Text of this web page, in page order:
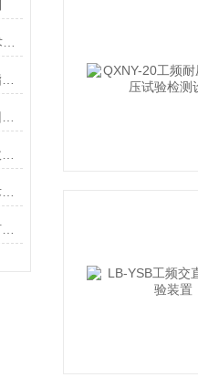
BYQ智能工频耐压测试议采用的技术特性分享
交流耐压试验装置使用操作的技术指导思路
交流耐压试验装置采用的一系列技术要点注意事项
交流耐压试验和直流耐压的区别在何处？